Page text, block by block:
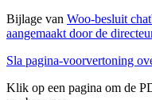
Bijlage van Woo-besluit
aangemaakt door de
Sla pagina-voorvertoning
Klik op een pagina om de